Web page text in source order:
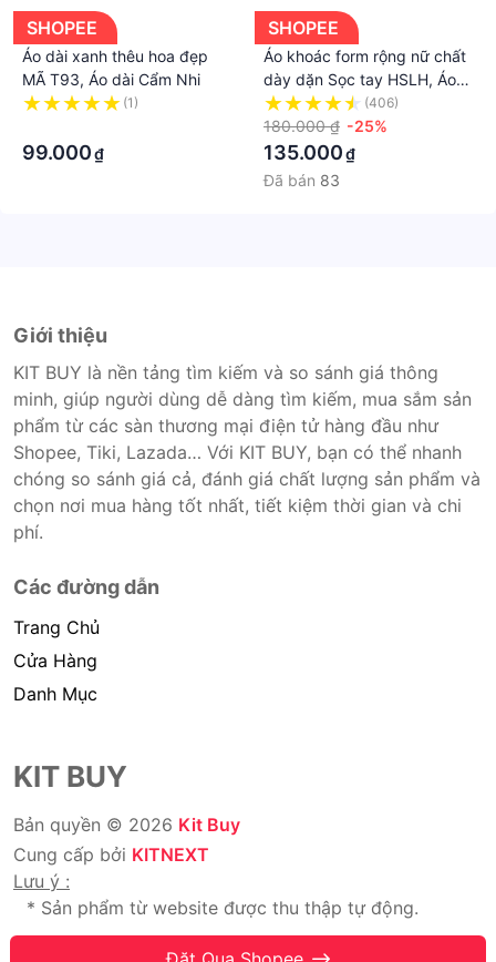
SHOPEE
Áo dài xanh thêu hoa đẹp
MÃ T93, Áo dài Cẩm Nhi
(1)
99.000₫
SHOPEE
Áo khoác form rộng nữ chất
dày dặn Sọc tay HSLH, Áo
khoác nữ form rộng có khoá
kéo
(406)
180.000 ₫ -25%
135.000₫
Đã bán 83
Giới thiệu
KIT BUY là nền tảng tìm kiếm và so sánh giá thông
minh, giúp người dùng dễ dàng tìm kiếm, mua sắm sản
phẩm từ các sàn thương mại điện tử hàng đầu như
Shopee, Tiki, Lazada… Với KIT BUY, bạn có thể nhanh
chóng so sánh giá cả, đánh giá chất lượng sản phẩm và
chọn nơi mua hàng tốt nhất, tiết kiệm thời gian và chi
phí.
Các đường dẫn
Trang Chủ
Cửa Hàng
Danh Mục
KIT BUY
Bản quyền © 2026 Kit Buy
Cung cấp bởi KITNEXT
Lưu ý :
* Sản phẩm từ website được thu thập tự động.
* Chúng tôi không bán hàng.